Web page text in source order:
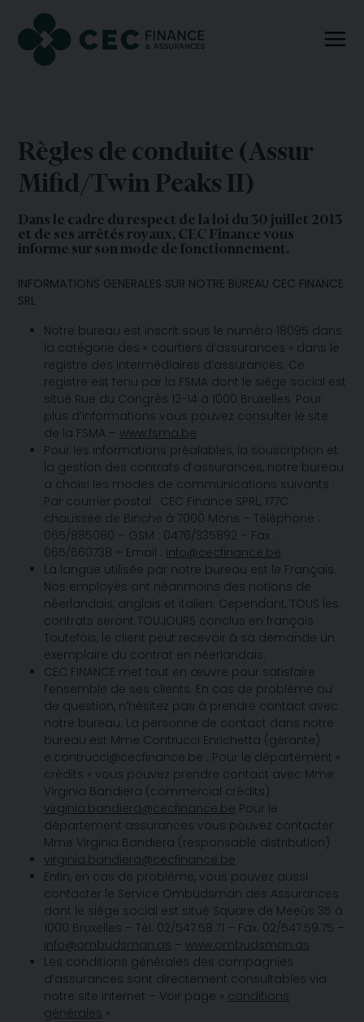
Règles de conduite (Assur
Mifid/Twin Peaks II)
Dans le cadre du respect de la loi du 30 juillet 2013
et de ses arrêtés royaux, CEC Finance vous
informe sur son mode de fonctionnement.
INFORMATIONS GENERALES SUR NOTRE BUREAU CEC FINANCE
SRL
Notre bureau est inscrit sous le numéro 18095 dans
la catégorie des « courtiers d’assurances » dans le
registre des intermédiaires d’assurances. Ce
registre est tenu par la FSMA dont le siège social est
situé Rue du Congrès 12-14 à 1000 Bruxelles. Pour
plus d’informations vous pouvez consulter le site
de la FSMA – www.fsma.be
Pour les informations préalables, la souscription et
la gestion des contrats d’assurances, notre bureau
a choisi les modes de communications suivants :
Par courrier postal : CEC Finance SPRL, 177C
chaussée de Binche à 7000 Mons – Téléphone :
065/885080 – GSM : 0476/335892 – Fax :
065/660738 – Email : info@cecfinance.be
La langue utilisée par notre bureau est le Français.
Nos employés ont néanmoins des notions de
néerlandais, anglais et italien. Cependant, TOUS les
contrats seront TOUJOURS conclus en français.
Toutefois, le client peut recevoir à sa demande un
exemplaire du contrat en néerlandais.
CEC FINANCE met tout en œuvre pour satisfaire
l’ensemble de ses clients. En cas de problème ou
de question, n’hésitez pas à prendre contact avec
notre bureau. La personne de contact dans notre
bureau est Mme Contrucci Enrichetta (gérante)
e.contrucci@cecfinance.be . Pour le département «
crédits » vous pouvez prendre contact avec Mme
Virginia Bandiera (commercial crédits)
virginia.bandiera@cecfinance.be Pour le
département assurances vous pouvez contacter
Mme Virginia Bandiera (responsable distribution)
virginia.bandiera@cecfinance.be
Enfin, en cas de problème, vous pouvez aussi
contacter le Service Ombudsman des Assurances
dont le siège social est situé Square de Meeûs 35 à
1000 Bruxelles – Tél. 02/547.58.71 – Fax. 02/547.59.75 –
info@ombudsman.as – www.ombudsman.as
Les conditions générales des compagnies
d’assurances sont directement consultables via
notre site internet – Voir page « conditions
générales ».